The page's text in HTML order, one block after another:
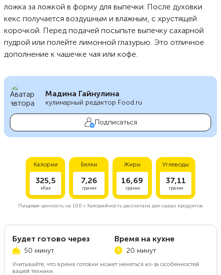
ложка за ложкой в форму для выпечки. После духовки
кекс получается воздушным и влажным, с хрустящей
корочкой. Перед подачей посыпьте выпечку сахарной
пудрой или полейте лимонной глазурью. Это отличное
дополнение к чашечке чая или кофе.
Мадина Гайнулина
кулинарный редактор Food.ru
Подписаться
Калории
325,5
кКал
Белки
7,26
грамм
Жиры
16,69
грамм
Углеводы
37,11
грамм
Пищевая ценность на 100 г.Калорийность рассчитана для сырых продуктов.
Будет готово через
50 минут
Время на кухне
20 минут
Учитывайте, что время готовки может меняться из-за особенностей
вашей техники.